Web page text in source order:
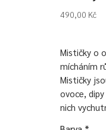
490,00 Kč
Mističky o
mícháním
Mističky
ovoce,
nich